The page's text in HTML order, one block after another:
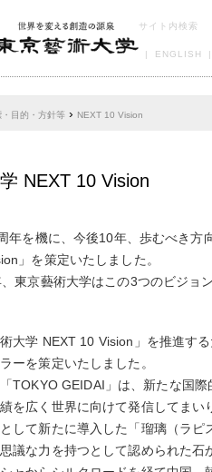
サイト内検索
| ENGLISH |
・目的・方針等 › NEXT 10 Vision
NEXT 10 Vision
を機に、今後10年、歩むべき方
」を策定いたしました。
東京藝術大学はこの3つのビジョ
大学 NEXT 10 Vision」を推進す
ーを策定いたしました。
TOKYO GEIDAI」は、新たな国際
を広く世界に向けて発信してまい
して新たに導入した「瑠璃（ラピ
議な力を持つとして認められた